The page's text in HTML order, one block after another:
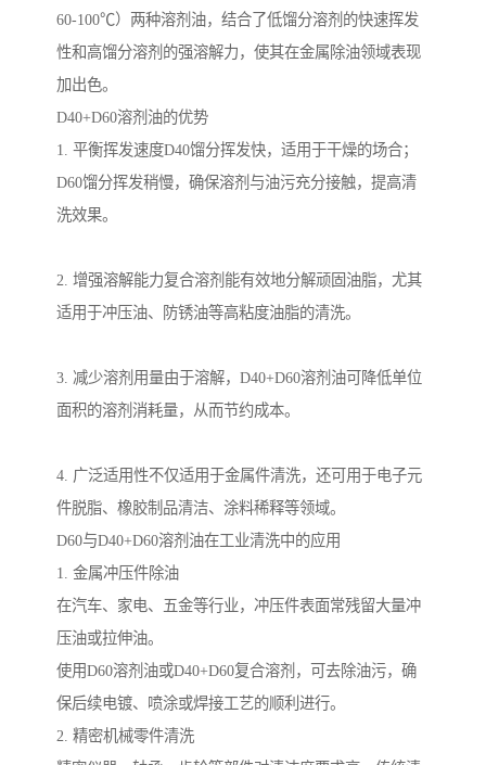
60-100℃）两种溶剂油，结合了低馏分溶剂的快速挥发
性和高馏分溶剂的强溶解力，使其在金属除油领域表现
加出色。
D40+D60溶剂油的优势
1. 平衡挥发速度D40馏分挥发快，适用于干燥的场合；
D60馏分挥发稍慢，确保溶剂与油污充分接触，提高清
洗效果。
2. 增强溶解能力复合溶剂能有效地分解顽固油脂，尤其
适用于冲压油、防锈油等高粘度油脂的清洗。
3. 减少溶剂用量由于溶解，D40+D60溶剂油可降低单位
面积的溶剂消耗量，从而节约成本。
4. 广泛适用性不仅适用于金属件清洗，还可用于电子元
件脱脂、橡胶制品清洁、涂料稀释等领域。
D60与D40+D60溶剂油在工业清洗中的应用
1. 金属冲压件除油
在汽车、家电、五金等行业，冲压件表面常残留大量冲
压油或拉伸油。
使用D60溶剂油或D40+D60复合溶剂，可去除油污，确
保后续电镀、喷涂或焊接工艺的顺利进行。
2. 精密机械零件清洗